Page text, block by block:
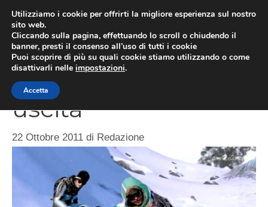
contenuto
SSX ha una data di
uscita
22 Ottobre 2011 di Redazione
Utilizziamo i cookie per offrirti la migliore esperienza sul nostro
sito web.
Cliccando sulla pagina, effettuando lo scroll o chiudendo il
banner, presti il consenso all’uso di tutti i cookie
Puoi scoprire di più su quali cookie stiamo utilizzando o come
disattivarli nelle impostazioni.
Accetta